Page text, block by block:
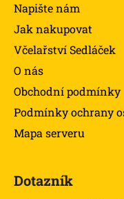
Napište nám
Jak nakupovat
Včelařství Sedláček
O nás
Obchodní podmínky
Podmínky ochrany
Mapa serveru
Dotazník